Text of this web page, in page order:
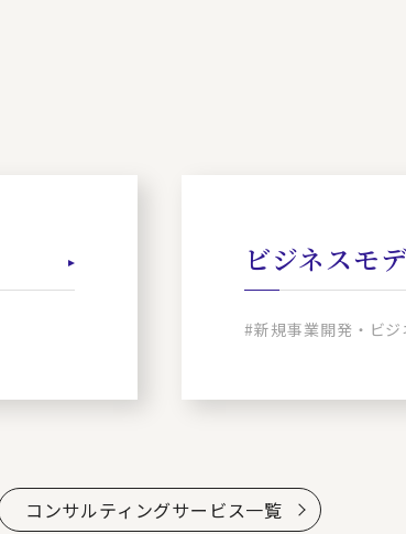
ビジネスモ
#新規事業開発・ビ
コンサルティングサービス一覧